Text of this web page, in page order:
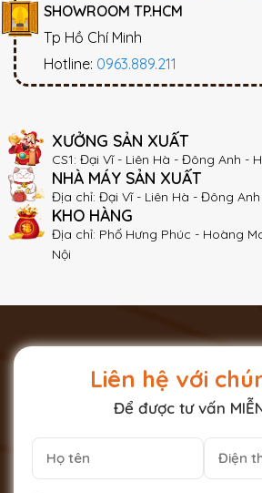
SHOWROOM TP.HCM
Tp Hồ Chí Minh
Hotline: 0963.889.211
XƯỞNG SẢN XUẤT
CS1: Đại Vĩ - Liên Hà - Đông Anh -
NHÀ MÁY SẢN XUẤT
Địa chỉ: Đại Vĩ - Liên Hà - Đông
KHO HÀNG
Địa chỉ: Phố Hưng Phúc - Hoàng
Nội
Liên hệ với
Để được tư vấn